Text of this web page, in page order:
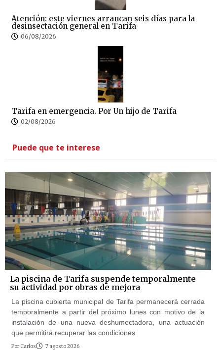
Atención: este viernes arrancan seis días para la
desinsectación general en Tarifa
06/08/2026
Tarifa en emergencia. Por Un hijo de Tarifa
02/08/2026
Puede que te interese
La piscina de Tarifa suspende temporalmente
su actividad por obras de mejora
La piscina cubierta municipal de Tarifa permanecerá cerrada
temporalmente a partir del próximo lunes con motivo de la
instalación de una nueva deshumectadora, una actuación
que permitirá recuperar las condiciones
Por Carlos 7 agosto 2026